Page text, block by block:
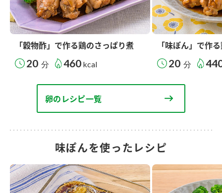
「穀物酢」で作る鶏のさっぱり煮
20 分 460 kcal
「味ぽん」で作
20 分
卵のレシピ一覧
味ぽんを使ったレシピ